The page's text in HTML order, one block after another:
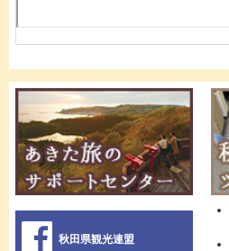
秋田県観光連盟